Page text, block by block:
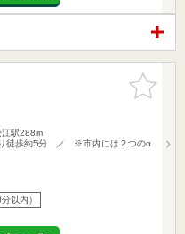
お気に入
りに追加
江駅288m
り徒歩約5分 ／ ※市内には２つのα
以内）